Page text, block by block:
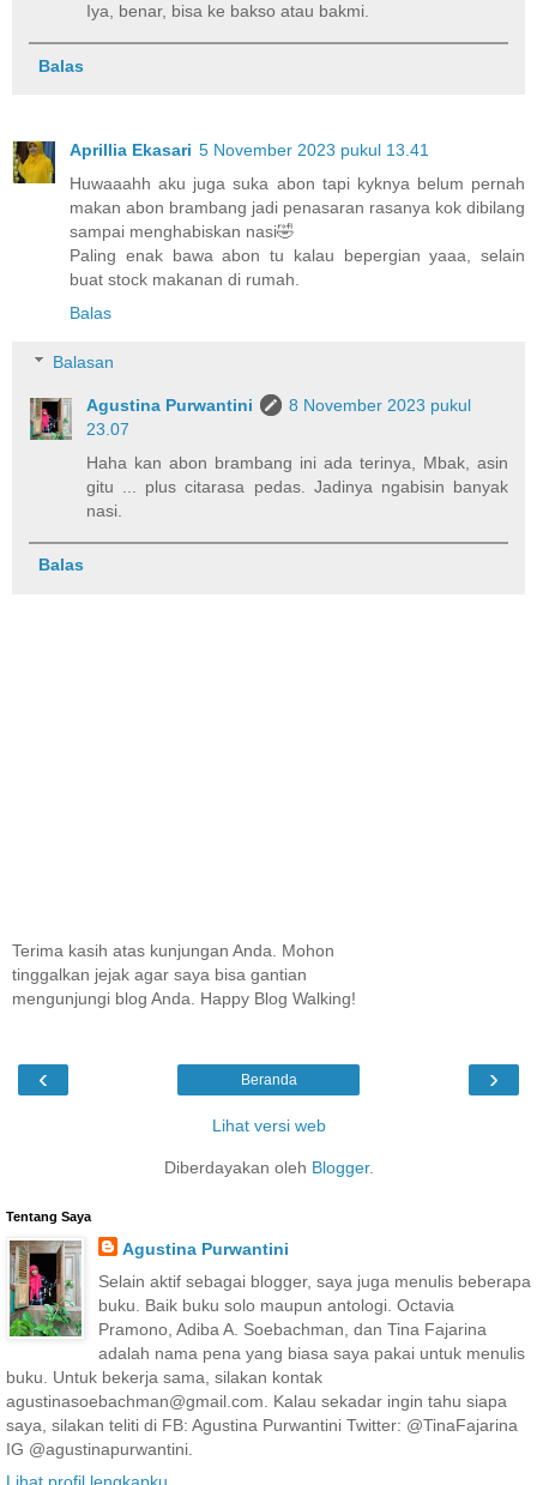
Iya, benar, bisa ke bakso atau bakmi.
Balas
Aprillia Ekasari 5 November 2023 pukul 13.41
Huwaaahh aku juga suka abon tapi kyknya belum pernah
makan abon brambang jadi penasaran rasanya kok dibilang
sampai menghabiskan nasi🤣
Paling enak bawa abon tu kalau bepergian yaaa, selain
buat stock makanan di rumah.
Balas
Balasan
Agustina Purwantini
8 November 2023 pukul
23.07
Haha kan abon brambang ini ada terinya, Mbak, asin
gitu ... plus citarasa pedas. Jadinya ngabisin banyak
nasi.
Balas
Terima kasih atas kunjungan Anda. Mohon
tinggalkan jejak agar saya bisa gantian
mengunjungi blog Anda. Happy Blog Walking!
‹ ›
Beranda
Lihat versi web
Diberdayakan oleh Blogger.
Tentang Saya
Agustina Purwantini
Selain aktif sebagai blogger, saya juga menulis beberapa
buku. Baik buku solo maupun antologi. Octavia
Pramono, Adiba A. Soebachman, dan Tina Fajarina
adalah nama pena yang biasa saya pakai untuk menulis
buku. Untuk bekerja sama, silakan kontak
agustinasoebachman@gmail.com. Kalau sekadar ingin tahu siapa
saya, silakan teliti di FB: Agustina Purwantini Twitter: @TinaFajarina
IG @agustinapurwantini.